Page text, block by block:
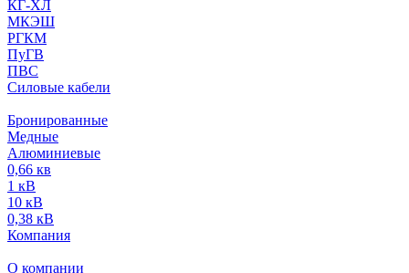
КГ-ХЛ
МКЭШ
РГКМ
ПуГВ
ПВС
Силовые кабели
Бронированные
Медные
Алюминиевые
0,66 кв
1 кВ
10 кВ
0,38 кВ
Компания
О компании